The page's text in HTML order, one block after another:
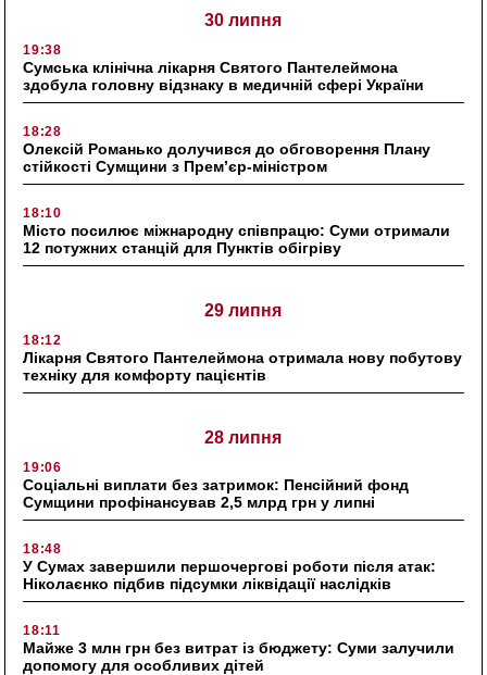
30 липня
19:38
Сумська клінічна лікарня Святого Пантелеймона
здобула головну відзнаку в медичній сфері України
18:28
Олексій Романько долучився до обговорення Плану
стійкості Сумщини з Прем’єр-міністром
18:10
Місто посилює міжнародну співпрацю: Суми отримали
12 потужних станцій для Пунктів обігріву
29 липня
18:12
Лікарня Святого Пантелеймона отримала нову побутову
техніку для комфорту пацієнтів
28 липня
19:06
Соціальні виплати без затримок: Пенсійний фонд
Сумщини профінансував 2,5 млрд грн у липні
18:48
У Сумах завершили першочергові роботи після атак:
Ніколаєнко підбив підсумки ліквідації наслідків
18:11
Майже 3 млн грн без витрат із бюджету: Суми залучили
допомогу для особливих дітей